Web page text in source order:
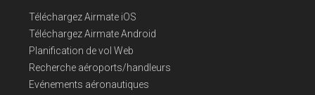
Téléchargez Airmate iOS
Téléchargez Airmate Android
Planification de vol Web
Recherche aéroports/handleurs
Evénements aéronautiques